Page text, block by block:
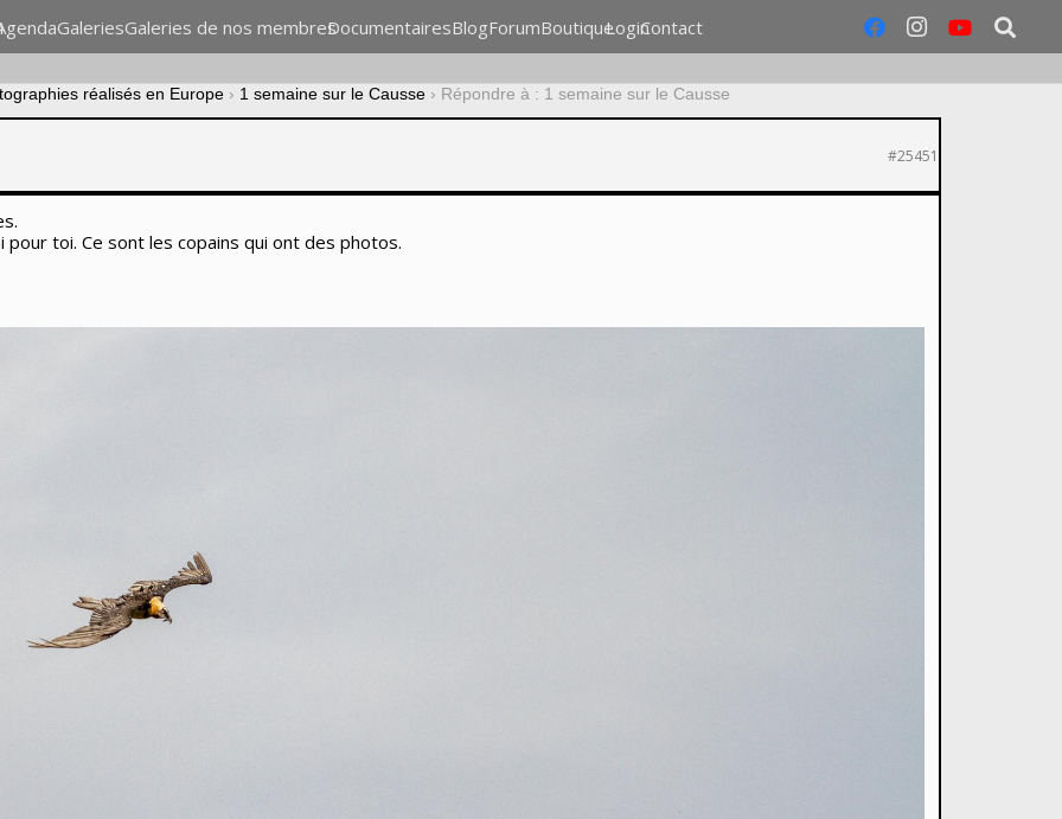
GaleriesGaleries de nos membresDocumentairesBlogForumBoutiqueLoginContact
réalisés en Europe › 1 semaine sur le Causse › Répondre à : 1 semaine sur le Causse
#25451
pour toi. Ce sont les copains qui ont des photos.